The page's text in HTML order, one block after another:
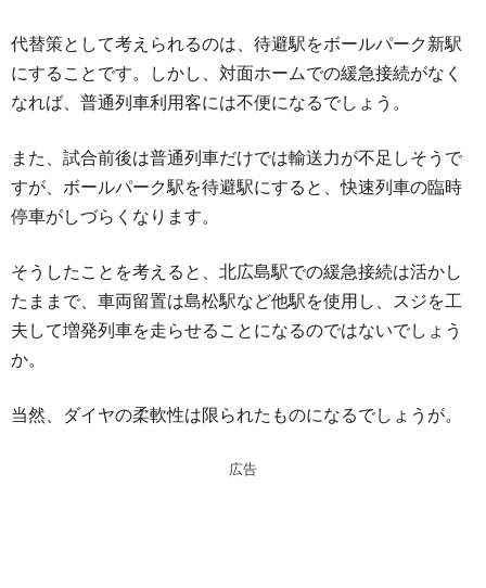
代替策として考えられるのは、待避駅をボールパーク新駅
にすることです。しかし、対面ホームでの緩急接続がなく
なれば、普通列車利用客には不便になるでしょう。
また、試合前後は普通列車だけでは輸送力が不足しそうで
すが、ボールパーク駅を待避駅にすると、快速列車の臨時
停車がしづらくなります。
そうしたことを考えると、北広島駅での緩急接続は活かし
たままで、車両留置は島松駅など他駅を使用し、スジを工
夫して増発列車を走らせることになるのではないでしょう
か。
当然、ダイヤの柔軟性は限られたものになるでしょうが。
広告